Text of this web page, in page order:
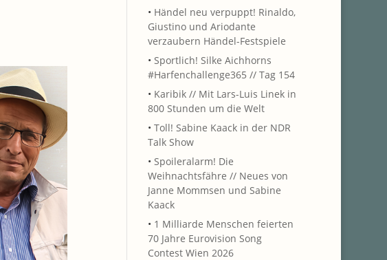
• Händel neu verpuppt! Rinaldo,
Giustino und Ariodante
verzaubern Händel-Festspiele
• Sportlich! Silke Aichhorns
#Harfenchallenge365 // Tag 154
• Karibik // Mit Lars-Luis Linek in
800 Stunden um die Welt
• Toll! Sabine Kaack in der NDR
Talk Show
• Spoileralarm! Die
Weihnachtsfähre // Neues von
Janne Mommsen und Sabine
Kaack
• 1 Milliarde Menschen feierten
70 Jahre Eurovision Song
Contest Wien 2026